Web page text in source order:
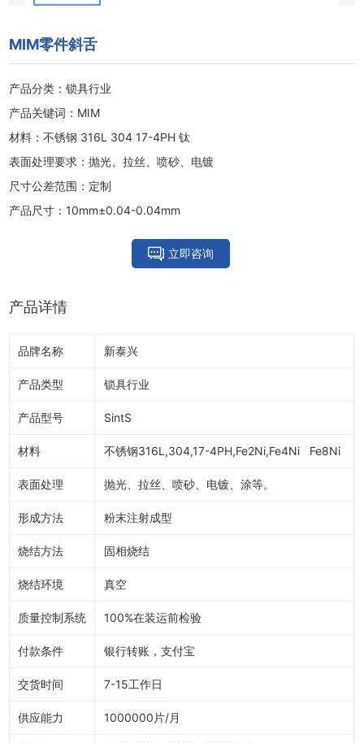
MIM零件斜舌
产品分类：锁具行业
产品关键词：MIM
材料：不锈钢 316L 304 17-4PH 钛
表面处理要求：抛光、拉丝、喷砂、电镀
尺寸公差范围：定制
产品尺寸：10mm±0.04-0.04mm
立即咨询
产品详情
品牌名称 新泰兴
产品类型 锁具行业
产品型号 SintS
材料 不锈钢316L,304,17-4PH,Fe2Ni,Fe4Ni Fe8Ni
表面处理 抛光、拉丝、喷砂、电镀、涂等。
形成方法 粉末注射成型
烧结方法 固相烧结
烧结环境 真空
质量控制系统 100%在装运前检验
付款条件 银行转账，支付宝
交货时间 7-15工作日
供应能力 1000000片/月